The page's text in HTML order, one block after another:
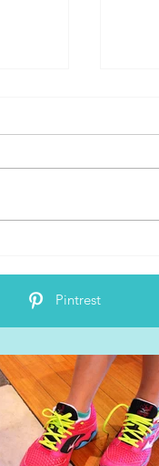
ク
Pintrest